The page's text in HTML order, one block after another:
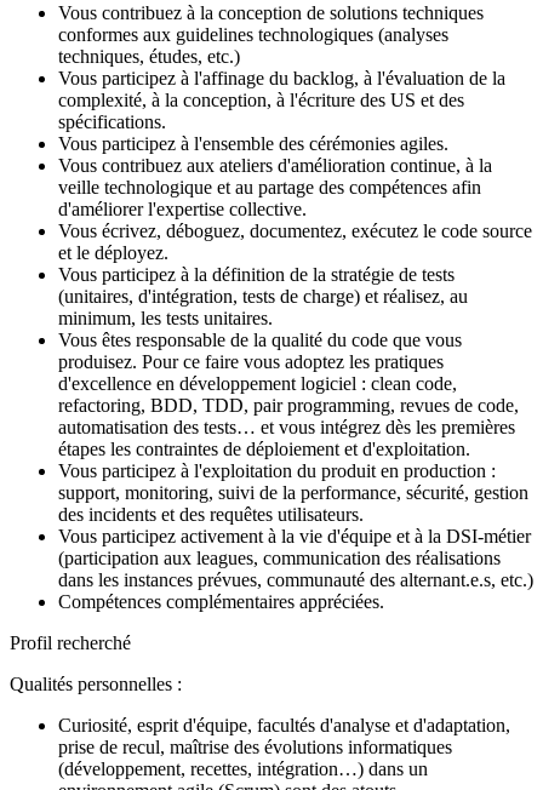
Vous contribuez à la conception de solutions techniques
conformes aux guidelines technologiques (analyses
techniques, études, etc.)
Vous participez à l'affinage du backlog, à l'évaluation de la
complexité, à la conception, à l'écriture des US et des
spécifications.
Vous participez à l'ensemble des cérémonies agiles.
Vous contribuez aux ateliers d'amélioration continue, à la
veille technologique et au partage des compétences afin
d'améliorer l'expertise collective.
Vous écrivez, déboguez, documentez, exécutez le code source
et le déployez.
Vous participez à la définition de la stratégie de tests
(unitaires, d'intégration, tests de charge) et réalisez, au
minimum, les tests unitaires.
Vous êtes responsable de la qualité du code que vous
produisez. Pour ce faire vous adoptez les pratiques
d'excellence en développement logiciel : clean code,
refactoring, BDD, TDD, pair programming, revues de code,
automatisation des tests… et vous intégrez dès les premières
étapes les contraintes de déploiement et d'exploitation.
Vous participez à l'exploitation du produit en production :
support, monitoring, suivi de la performance, sécurité, gestion
des incidents et des requêtes utilisateurs.
Vous participez activement à la vie d'équipe et à la DSI-métier
(participation aux leagues, communication des réalisations
dans les instances prévues, communauté des alternant.e.s, etc.)
Compétences complémentaires appréciées.
Profil recherché
Qualités personnelles :
Curiosité, esprit d'équipe, facultés d'analyse et d'adaptation,
prise de recul, maîtrise des évolutions informatiques
(développement, recettes, intégration…) dans un